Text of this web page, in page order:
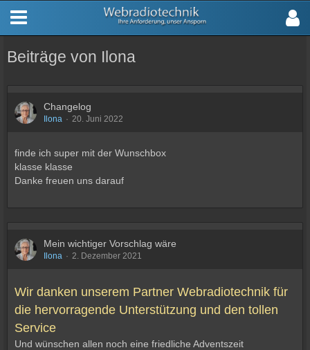
Beiträge von Ilona
Changelog
Ilona 20. Juni 2022
finde ich super mit der Wunschbox
klasse klasse
Danke freuen uns darauf
Mein wichtiger Vorschlag wäre
Ilona 2. Dezember 2021
Wir danken unserem Partner Webradiotechnik für
die hervorragende Unterstützung und den tollen
Service
Und wünschen allen noch eine friedliche Adventszeit